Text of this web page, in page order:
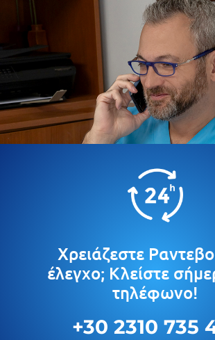
Χρειάζεστε
έλεγχο; Κλείστε
τηλέφωνο!
+30 2310 735